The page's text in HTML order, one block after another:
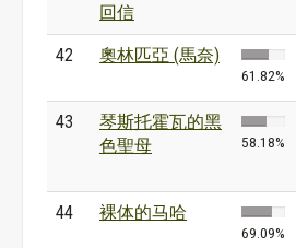
回信
42 奧林匹亞 (馬奈)
61.82%
43
琴斯托霍瓦的黑
色聖母
58.18%
44 裸体的马哈
69.09%